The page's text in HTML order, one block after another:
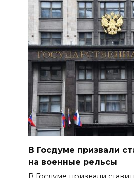
В Госдуме призвали
на военные рельсы